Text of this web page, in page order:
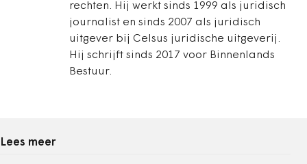
rechten. Hij werkt sinds 1999 als juridisch
journalist en sinds 2007 als juridisch
uitgever bij Celsus juridische uitgeverij.
Hij schrijft sinds 2017 voor Binnenlands
Bestuur.
Lees meer